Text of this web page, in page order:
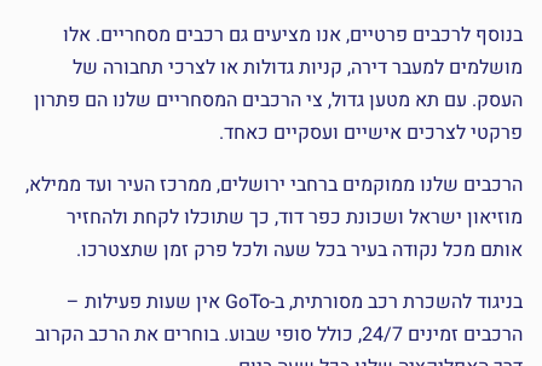
בנוסף לרכבים פרטיים, אנו מציעים גם רכבים מסחריים. אלו
מושלמים למעבר דירה, קניות גדולות או לצרכי תחבורה של
העסק. עם תא מטען גדול, צי הרכבים המסחריים שלנו הם פתרון
פרקטי לצרכים אישיים ועסקיים כאחד.
הרכבים שלנו ממוקמים ברחבי ירושלים, ממרכז העיר ועד ממילא,
מוזיאון ישראל ושכונת כפר דוד, כך שתוכלו לקחת ולהחזיר
אותם מכל נקודה בעיר בכל שעה ולכל פרק זמן שתצטרכו.
בניגוד להשכרת רכב מסורתית, ב-GoTo אין שעות פעילות –
הרכבים זמינים 24/7, כולל סופי שבוע. בוחרים את הרכב הקרוב